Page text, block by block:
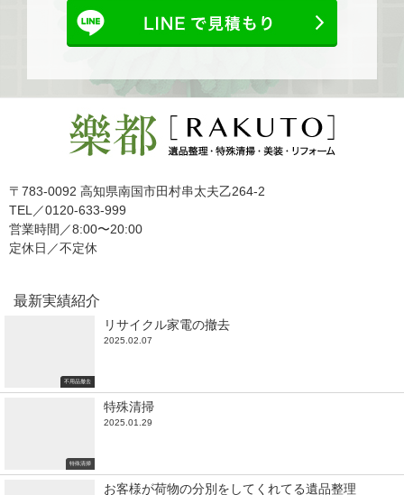
〒783-0092 高知県南国市田村串太夫乙264-2
TEL／0120-633-999
営業時間／8:00〜20:00
定休日／不定休
最新実績紹介
不用品撤去
リサイクル家電の撤去
2025.02.07
特殊清掃
特殊清掃
2025.01.29
お客様が荷物の分別をしてくれてる遺品整理